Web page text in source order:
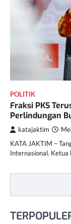
POLITIK
Fraksi PKS
Perlindungan
katajaktim
KATA JAKTIM –
Internasional. Ketua